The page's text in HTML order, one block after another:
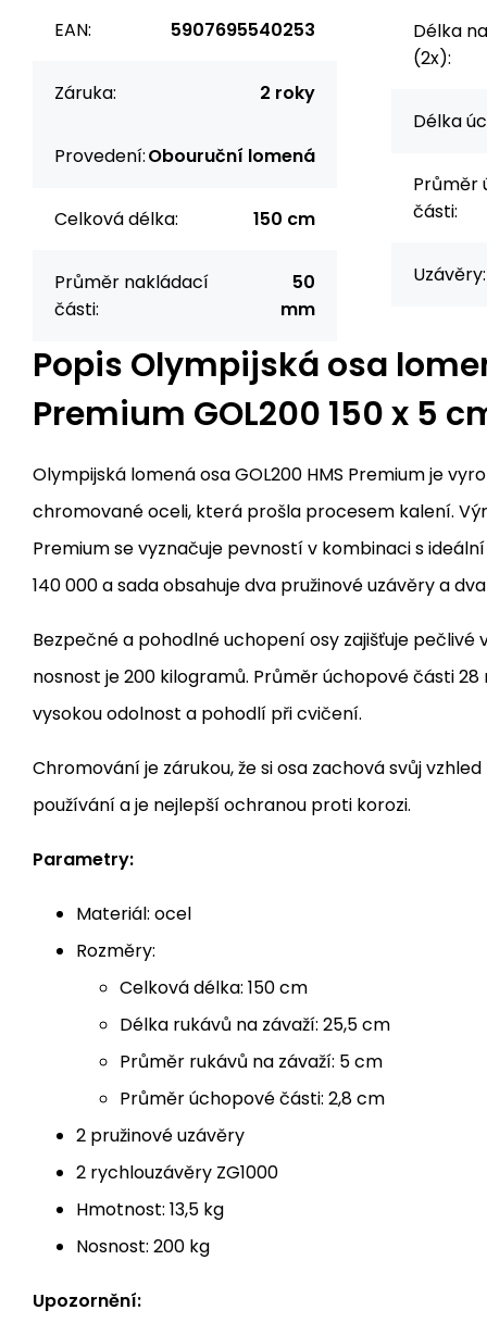
EAN: 5907695540253
Záruka: 2 roky
Provedení:Obouruční lomená
Celková délka: 150 cm
Průměr nakládací
části:
50
mm
Délka
(2x):
Délka
Průměr
části:
Uzávěry:
Popis Olympijská osa
Premium GOL200 150 x 5
Olympijská lomená osa GOL200 HMS Premium je
chromované oceli, která prošla procesem kalení.
Premium se vyznačuje pevností v kombinaci s
140 000 a sada obsahuje dva pružinové uzávěry a
Bezpečné a pohodlné uchopení osy zajišťuje pečlivé
nosnost je 200 kilogramů. Průměr úchopové části 28
vysokou odolnost a pohodlí při cvičení.
Chromování je zárukou, že si osa zachová svůj
používání a je nejlepší ochranou proti korozi.
Parametry:
Materiál: ocel
Rozměry:
Celková délka: 150 cm
Délka rukávů na závaží: 25,5 cm
Průměr rukávů na závaží: 5 cm
Průměr úchopové části: 2,8 cm
2 pružinové uzávěry
2 rychlouzávěry ZG1000
Hmotnost: 13,5 kg
Nosnost: 200 kg
Upozornění: